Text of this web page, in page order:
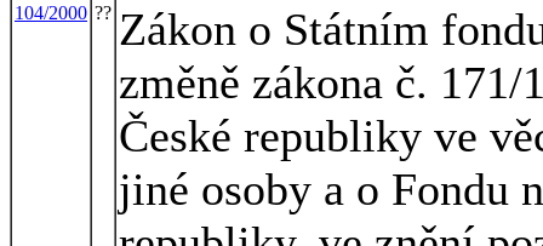
104/2000 ?? Zákon o Státním
změně zákona č.
České republiky ve
jiné osoby a o Fondu